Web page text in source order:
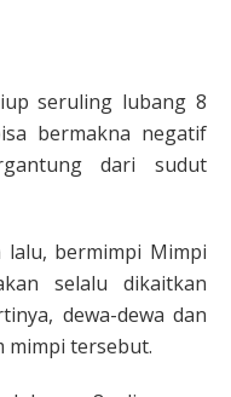
seruling lubang 8
bermakna negatif
dari sudut
lalu, bermimpi Mimpi
selalu dikaitkan
dewa-dewa dan
mimpi tersebut.